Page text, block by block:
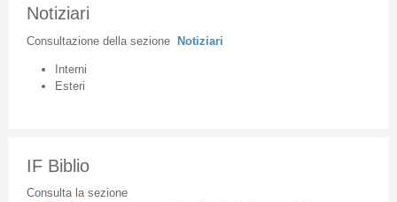
Notiziari
Consultazione della sezione Notiziari
Interni
Esteri
IF Biblio
Consulta la sezione